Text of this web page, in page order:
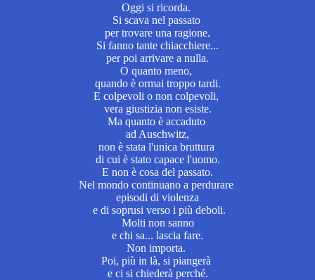
Oggi si ricorda.
Si scava nel passato
per trovare una ragione.
Si fanno tante chiacchiere...
per poi arrivare a nulla.
O quanto meno,
quando è ormai troppo tardi.
E colpevoli o non colpevoli,
vera giustizia non esiste.
Ma quanto è accaduto
ad Auschwitz,
non è stata l'unica bruttura
di cui è stato capace l'uomo.
E non è cosa del passato.
Nel mondo continuano a perdurare
episodi di violenza
e di soprusi verso i più deboli.
Molti non sanno
e chi sa... lascia fare.
Non importa.
Poi, più in là, si piangerà
e ci si chiederà perché.